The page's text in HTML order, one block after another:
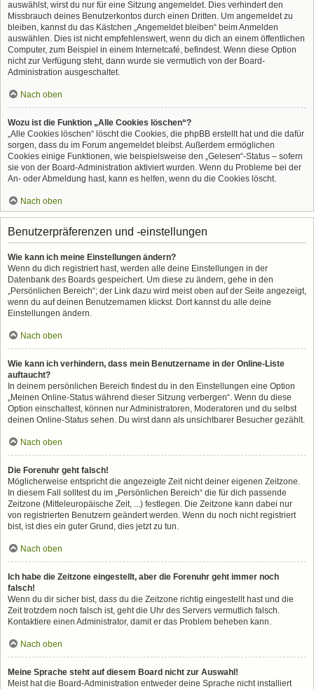
auswählst, wirst du nur für eine Sitzung angemeldet. Dies verhindert den
Missbrauch deines Benutzerkontos durch einen Dritten. Um angemeldet zu
bleiben, kannst du das Kästchen „Angemeldet bleiben“ beim Anmelden
auswählen. Dies ist nicht empfehlenswert, wenn du dich an einem öffentlichen
Computer, zum Beispiel in einem Internetcafé, befindest. Wenn diese Option
nicht zur Verfügung steht, dann wurde sie vermutlich von der Board-
Administration ausgeschaltet.
Nach oben
Wozu ist die Funktion „Alle Cookies löschen“?
„Alle Cookies löschen“ löscht die Cookies, die phpBB erstellt hat und die dafür
sorgen, dass du im Forum angemeldet bleibst. Außerdem ermöglichen
Cookies einige Funktionen, wie beispielsweise den „Gelesen“-Status – sofern
sie von der Board-Administration aktiviert wurden. Wenn du Probleme bei der
An- oder Abmeldung hast, kann es helfen, wenn du die Cookies löscht.
Nach oben
Benutzerpräferenzen und -einstellungen
Wie kann ich meine Einstellungen ändern?
Wenn du dich registriert hast, werden alle deine Einstellungen in der
Datenbank des Boards gespeichert. Um diese zu ändern, gehe in den
„Persönlichen Bereich“; der Link dazu wird meist oben auf der Seite angezeigt,
wenn du auf deinen Benutzernamen klickst. Dort kannst du alle deine
Einstellungen ändern.
Nach oben
Wie kann ich verhindern, dass mein Benutzername in der Online-Liste
auftaucht?
In deinem persönlichen Bereich findest du in den Einstellungen eine Option
„Meinen Online-Status während dieser Sitzung verbergen“. Wenn du diese
Option einschaltest, können nur Administratoren, Moderatoren und du selbst
deinen Online-Status sehen. Du wirst dann als unsichtbarer Besucher gezählt.
Nach oben
Die Forenuhr geht falsch!
Möglicherweise entspricht die angezeigte Zeit nicht deiner eigenen Zeitzone.
In diesem Fall solltest du im „Persönlichen Bereich“ die für dich passende
Zeitzone (Mitteleuropäische Zeit, ...) festlegen. Die Zeitzone kann dabei nur
von registrierten Benutzern geändert werden. Wenn du noch nicht registriert
bist, ist dies ein guter Grund, dies jetzt zu tun.
Nach oben
Ich habe die Zeitzone eingestellt, aber die Forenuhr geht immer noch
falsch!
Wenn du dir sicher bist, dass du die Zeitzone richtig eingestellt hast und die
Zeit trotzdem noch falsch ist, geht die Uhr des Servers vermutlich falsch.
Kontaktiere einen Administrator, damit er das Problem beheben kann.
Nach oben
Meine Sprache steht auf diesem Board nicht zur Auswahl!
Meist hat die Board-Administration entweder deine Sprache nicht installiert